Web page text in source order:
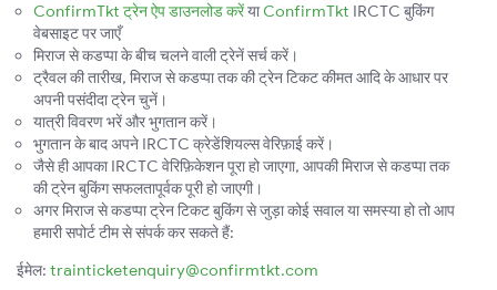
ConfirmTkt ट्रेन ऐप डाउनलोड करेंयाConfirmTkt IRCTC बुकिंग
वेबसाइट पर जाएँ
मिराज से कडप्पा के बीच चलने वाली ट्रेनें सर्च करें।
ट्रैवल की तारीख, मिराज से कडप्पा तक की ट्रेन टिकट कीमत आदि के आधार पर
अपनी पसंदीदा ट्रेन चुनें।
यात्री विवरण भरें और भुगतान करें।
भुगतान के बाद अपने IRCTC क्रेडेंशियल्स वेरिफ़ाई करें।
जैसे ही आपका IRCTC वेरिफ़िकेशन पूरा हो जाएगा, आपकी मिराज से कडप्पा तक
की ट्रेन बुकिंग सफलतापूर्वक पूरी हो जाएगी।
अगर मिराज से कडप्पा ट्रेन टिकट बुकिंग से जुड़ा कोई सवाल या समस्या हो तो आप
हमारी सपोर्ट टीम से संपर्क कर सकते हैं:
ईमेल: trainticketenquiry@confirmtkt.com